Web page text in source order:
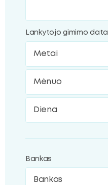
Lankytojo gimimo data
Bankas